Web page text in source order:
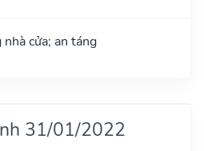
cửa; an táng
31/01/2022